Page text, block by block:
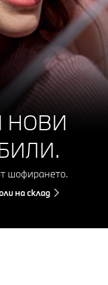
НОВИ
шофирането.
на склад